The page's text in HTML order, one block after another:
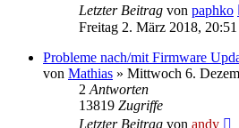
Letzter Beitrag von paphko
Freitag 2. März 2018, 20:51
Probleme nach/mit Firmware
von Mathias » Mittwoch 6.
2 Antworten
13819 Zugriffe
Letzter Beitrag von andy